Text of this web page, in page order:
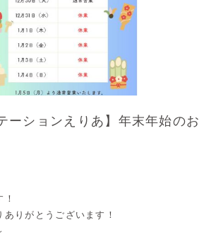
ーションえりあ】年末年始のお
りがとうございます！